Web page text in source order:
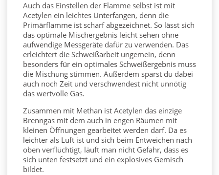
Auch das Einstellen der Flamme selbst ist mit
Acetylen ein leichtes Unterfangen, denn die
Primärflamme ist scharf abgezeichnet. So lässt sich
das optimale Mischergebnis leicht sehen ohne
aufwendige Messgeräte dafür zu verwenden. Das
erleichtert die Schweißarbeit ungemein, denn
besonders für ein optimales Schweißergebnis muss
die Mischung stimmen. Außerdem sparst du dabei
auch noch Zeit und verschwendest nicht unnötig
das wertvolle Gas.
Zusammen mit Methan ist Acetylen das einzige
Brenngas mit dem auch in engen Räumen mit
kleinen Öffnungen gearbeitet werden darf. Da es
leichter als Luft ist und sich beim Entweichen nach
oben verflüchtigt, läuft man nicht Gefahr, dass es
sich unten festsetzt und ein explosives Gemisch
bildet.